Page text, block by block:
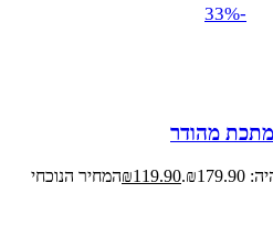
-33%
מהודר
₪119.90
המחיר הנוכחי